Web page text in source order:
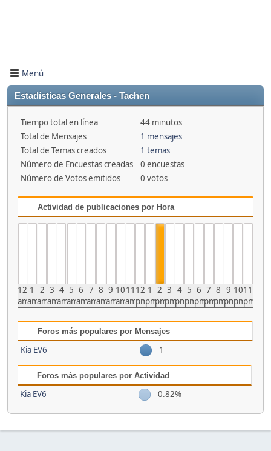
Menú
Estadísticas Generales - Tachen
Tiempo total en línea
44 minutos
Total de Mensajes
1 mensajes
Total de Temas creados
1 temas
Número de Encuestas creadas
0 encuestas
Número de Votos emitidos
0 votos
Actividad de publicaciones por Hora
12
am
1
am
2
am
3
am
4
am
5
am
6
am
7
am
8
am
9
am
10
am
11
am
12
pm
1
pm
2
pm
3
pm
4
pm
5
pm
6
pm
7
pm
8
pm
9
pm
10
pm
11
pm
Foros más populares por Mensajes
Kia EV6 1
Foros más populares por Actividad
Kia EV6 0.82%